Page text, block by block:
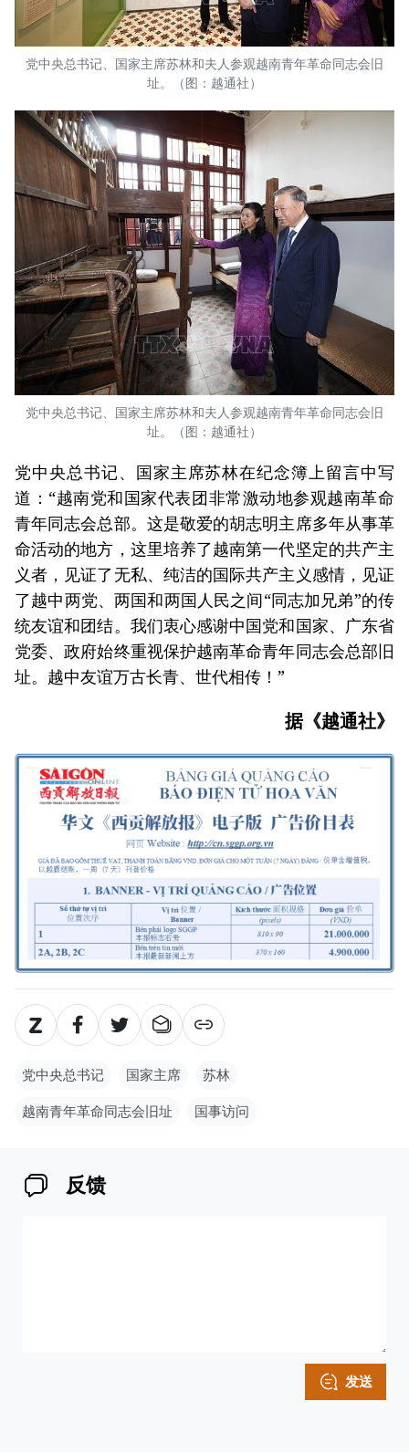
党中央总书记、国家主席苏林和夫人参观越南青年革命同志会旧
址。（图：越通社）
党中央总书记、国家主席苏林和夫人参观越南青年革命同志会旧
址。（图：越通社）
党中央总书记、国家主席苏林在纪念簿上留言中写
道：“越南党和国家代表团非常激动地参观越南革命
青年同志会总部。这是敬爱的胡志明主席多年从事革
命活动的地方，这里培养了越南第一代坚定的共产主
义者，见证了无私、纯洁的国际共产主义感情，见证
了越中两党、两国和两国人民之间“同志加兄弟”的传
统友谊和团结。我们衷心感谢中国党和国家、广东省
党委、政府始终重视保护越南革命青年同志会总部旧
址。越中友谊万古长青、世代相传！”
据《越通社》
党中央总书记 国家主席 苏林
越南青年革命同志会旧址 国事访问
反馈
发送